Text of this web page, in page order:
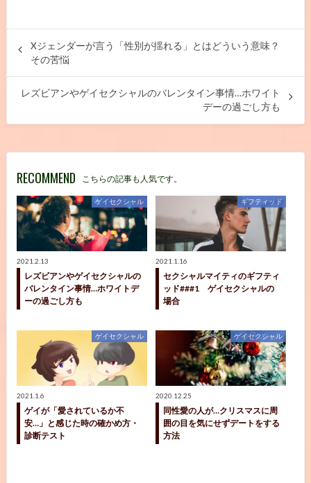
Xジェンダーが言う「性別が揺れる」とはどういう意味？
その苦悩
レズビアンやゲイセクシャルのバレンタイン事情…ホワイト
デーの過ごし方も
RECOMMEND こちらの記事も人気です。
ゲイセクシャル
2021.2.13
レズビアンやゲイセクシャルの
バレンタイン事情…ホワイトデ
ーの過ごし方も
ギフティッド
2021.1.16
セクシャルマイティのギフティ
ッド###1 ゲイセクシャルの
場合
ゲイセクシャル
2021.1.6
ゲイが「愛されているか不
安…」と感じた時の確かめ方・
診断テスト
ゲイセクシャル
2020.12.25
同性愛の人が…クリスマスに周
囲の目を気にせずデートをする
方法